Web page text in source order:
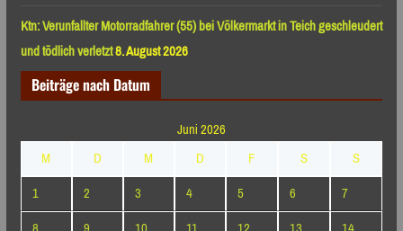
Ktn: Verunfallter Motorradfahrer (55) bei Völkermarkt in Teich geschleudert
und tödlich verletzt8. August 2026
Beiträge nach Datum
Juni 2026
M
D M D F S
S
1
2 3 4 5 6
7